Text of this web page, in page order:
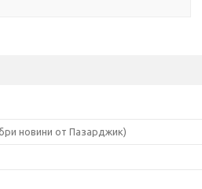
новини от Пазарджик)